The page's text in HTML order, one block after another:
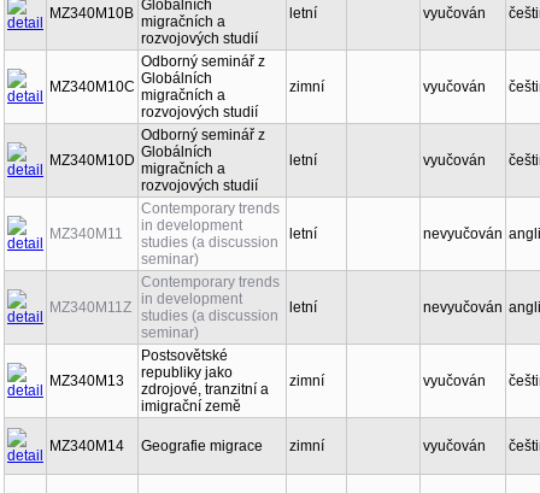
MZ340M10B Globálních
migračních a
rozvojových studií
letní vyučován
MZ340M10C
Odborný seminář z
Globálních
migračních a
rozvojových studií
zimní vyučován
MZ340M10D
Odborný seminář z
Globálních
migračních a
rozvojových studií
letní vyučován
MZ340M11
Contemporary trends
in development
studies (a discussion
seminar)
letní nevyučován
MZ340M11Z
Contemporary trends
in development
studies (a discussion
seminar)
letní nevyučován
MZ340M13
Postsovětské
republiky jako
zdrojové, tranzitní a
imigrační země
zimní vyučován
MZ340M14 Geografie migrace zimní vyučován